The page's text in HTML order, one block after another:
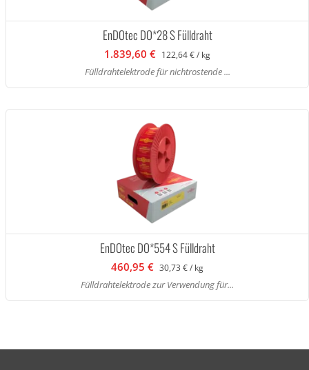
EnDOtec DO*28 S Fülldraht
1.839,60 € 122,64 € / kg
Fülldrahtelektrode für nichtrostende ...
EnDOtec DO*554 S Fülldraht
460,95 € 30,73 € / kg
Fülldrahtelektrode zur Verwendung für...